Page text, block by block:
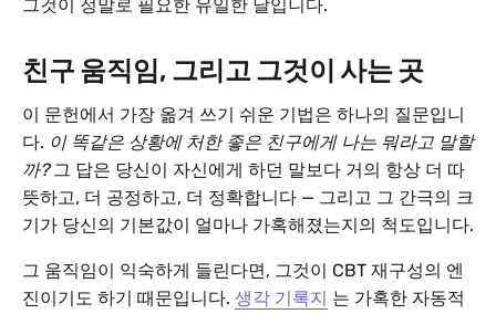
그것이 정말로 필요한 유일한 날입니다.
친구 움직임, 그리고 그것이 사는 곳
이 문헌에서 가장 옮겨 쓰기 쉬운 기법은 하나의 질문입니
다. 이 똑같은 상황에 처한 좋은 친구에게 나는 뭐라고 말할
까?그 답은 당신이 자신에게 하던 말보다 거의 항상 더 따
뜻하고, 더 공정하고, 더 정확합니다 — 그리고 그 간극의 크
기가 당신의 기본값이 얼마나 가혹해졌는지의 척도입니다.
그 움직임이 익숙하게 들린다면, 그것이 CBT 재구성의 엔
진이기도 하기 때문입니다. 생각 기록지 는 가혹한 자동적